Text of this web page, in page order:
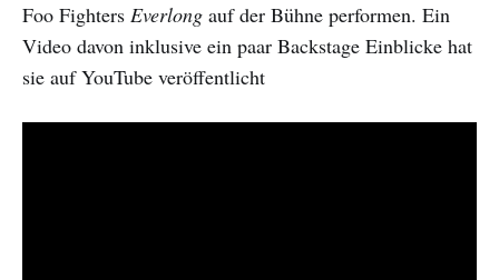
Foo Fighters Everlong auf der Bühne performen. Ein
Video davon inklusive ein paar Backstage Einblicke hat
sie auf YouTube veröffentlicht